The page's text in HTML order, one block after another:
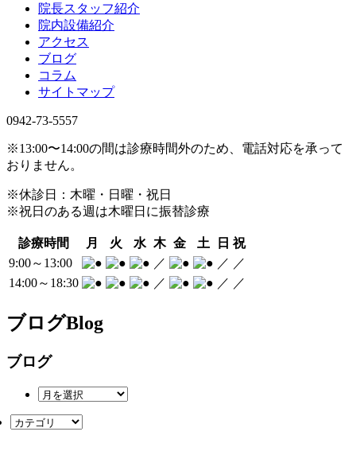
院長スタッフ紹介
院内設備紹介
アクセス
ブログ
コラム
サイトマップ
0942-73-5557
※13:00〜14:00の間は診療時間外のため、電話対応を承って
おりません。
※休診日：木曜・日曜・祝日
※祝日のある週は木曜日に振替診療
診療時間 月 火 水 木 金 土 日 祝
9:00～13:00
／ ／ ／
14:00～18:30
／ ／ ／
ブログBlog
ブログ